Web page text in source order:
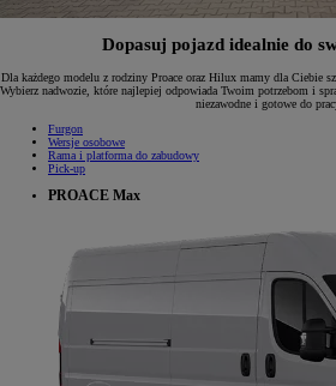
Dopasuj pojazd idealnie do
Dla każdego modelu z rodziny Proace oraz Hilux mamy dla Ciebie
Wybierz nadwozie, które najlepiej odpowiada Twoim potrzebom i
niezawodne i gotowe do
Furgon
Wersje osobowe
Rama i platforma do zabudowy
Pick-up
PROACE Max